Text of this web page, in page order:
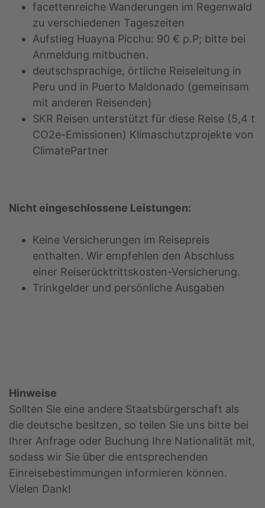
facettenreiche Wanderungen im Regenwald
zu verschiedenen Tageszeiten
Aufstieg Huayna Picchu: 90 € p.P; bitte bei
Anmeldung mitbuchen.
deutschsprachige, örtliche Reiseleitung in
Peru und in Puerto Maldonado (gemeinsam
mit anderen Reisenden)
SKR Reisen unterstützt für diese Reise (5,4 t
CO2e-Emissionen) Klimaschutzprojekte von
ClimatePartner
Nicht eingeschlossene Leistungen:
Keine Versicherungen im Reisepreis
enthalten. Wir empfehlen den Abschluss
einer Reiserücktrittskosten-Versicherung.
Trinkgelder und persönliche Ausgaben
Hinweise
Sollten Sie eine andere Staatsbürgerschaft als
die deutsche besitzen, so teilen Sie uns bitte bei
Ihrer Anfrage oder Buchung Ihre Nationalität mit,
sodass wir Sie über die entsprechenden
Einreisebestimmungen informieren können.
Vielen Dank!